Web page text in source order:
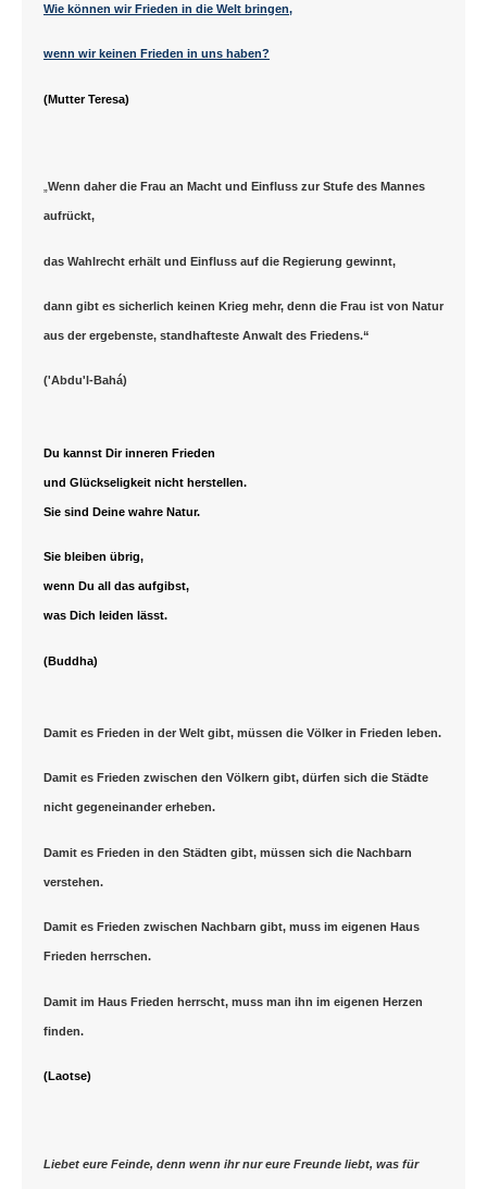
Wie können wir Frieden in die Welt bringen,
wenn wir keinen Frieden in uns haben?
(Mutter Teresa)
Wenn daher die Frau an Macht und Einfluss zur Stufe des Mannes
aufrückt,
das Wahlrecht erhält und Einfluss auf die Regierung gewinnt,
dann gibt es sicherlich keinen Krieg mehr, denn die Frau ist von Natur
aus der ergebenste, standhafteste Anwalt des Friedens.“
('Abdu'l-Bahá)
Du kannst Dir inneren Frieden
und Glückseligkeit nicht herstellen.
Sie sind Deine wahre Natur.
Sie bleiben übrig,
wenn Du all das aufgibst,
was Dich leiden lässt.
(Buddha)
Damit es Frieden in der Welt gibt, müssen die Völker in Frieden leben.
Damit es Frieden zwischen den Völkern gibt, dürfen sich die Städte
nicht gegeneinander erheben.
Damit es Frieden in den Städten gibt, müssen sich die Nachbarn
verstehen.
Damit es Frieden zwischen Nachbarn gibt, muss im eigenen Haus
Frieden herrschen.
Damit im Haus Frieden herrscht, muss man ihn im eigenen Herzen
finden.
(Laotse)
Liebet eure Feinde, denn wenn ihr nur eure Freunde liebt, was für